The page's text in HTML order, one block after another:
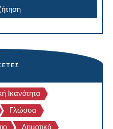
Ικανότητα
Γλώσσα
Δημοτικό